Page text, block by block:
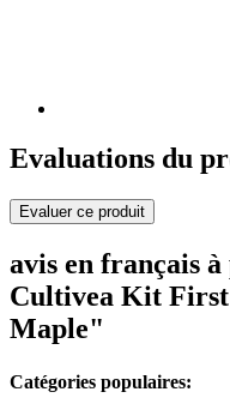
Evaluations du
Evaluer ce produit
avis en français
Cultivea Kit First
Maple"
Catégories populaires: